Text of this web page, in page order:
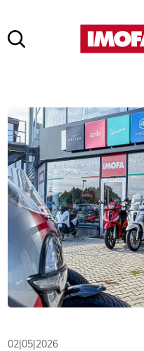
02|05|2026